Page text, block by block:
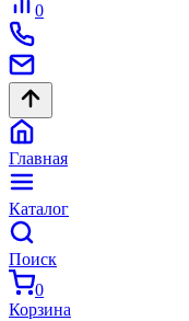
0
Главная
Каталог
Поиск
0
Корзина